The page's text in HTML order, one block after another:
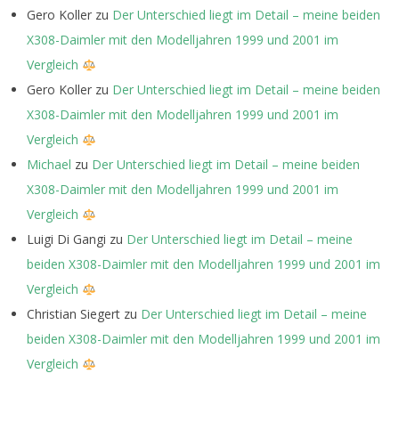
Gero Koller zu Der Unterschied liegt im Detail – meine beiden
X308-Daimler mit den Modelljahren 1999 und 2001 im
Vergleich
Gero Koller zu Der Unterschied liegt im Detail – meine beiden
X308-Daimler mit den Modelljahren 1999 und 2001 im
Vergleich
Michael zu Der Unterschied liegt im Detail – meine beiden
X308-Daimler mit den Modelljahren 1999 und 2001 im
Vergleich
Luigi Di Gangi zu Der Unterschied liegt im Detail – meine
beiden X308-Daimler mit den Modelljahren 1999 und 2001 im
Vergleich
Christian Siegert zu Der Unterschied liegt im Detail – meine
beiden X308-Daimler mit den Modelljahren 1999 und 2001 im
Vergleich